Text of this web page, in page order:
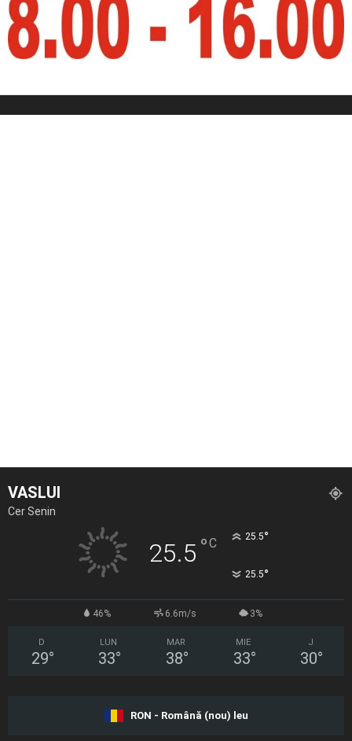
VASLUI
Cer Senin
25.5 °C 25.5°
25.5°
46% 6.6m/s 3%
D
29°
LUN
33°
MAR
38°
MIE
33°
J
30°
RON - Română (nou) leu